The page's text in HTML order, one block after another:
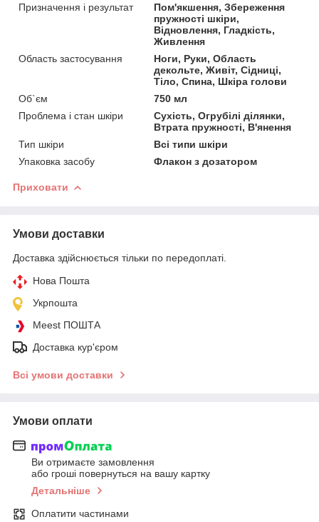
Призначення і результат
Пом'якшення, Збереження
пружності шкіри,
Відновлення, Гладкість,
Живлення
Область застосування
Ноги, Руки, Область
декольте, Живіт, Сідниці,
Тіло, Спина, Шкіра голови
Об`єм
750 мл
Проблема і стан шкіри
Сухість, Огрубілі ділянки,
Втрата пружності, В'янення
Тип шкіри
Всі типи шкіри
Упаковка засобу
Флакон з дозатором
Приховати
Умови доставки
Доставка здійснюється тільки по передоплаті.
Нова Пошта
Укрпошта
Meest ПОШТА
Доставка кур'єром
Всі умови доставки
Умови оплати
Ви отримаєте замовлення
або гроші повернуться на вашу картку
Детальніше
Оплатити частинами